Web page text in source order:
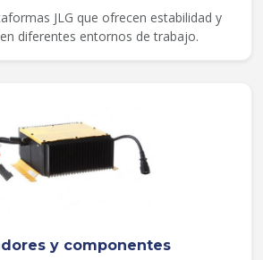
JLG que ofrecen estabilidad y
diferentes entornos de trabajo.
y componentes